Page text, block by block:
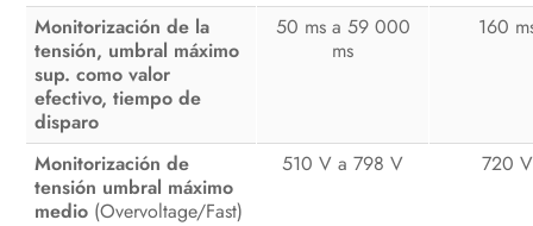
Monitorización de la
tensión, umbral máximo
sup. como valor
efectivo, tiempo de
disparo
50 ms a 59 000
ms
160
Monitorización de
tensión umbral máximo
medio (Overvoltage/Fast)
510 V a 798 V 720 V